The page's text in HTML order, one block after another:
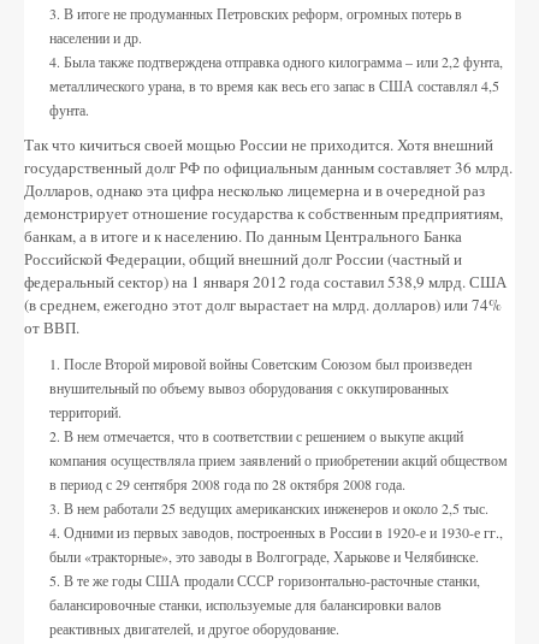
В итоге не продуманных Петровских реформ, огромных потерь в
населении и др.
Была также подтверждена отправка одного килограмма – или 2,2 фунта,
металлического урана, в то время как весь его запас в США составлял 4,5
фунта.
Так что кичиться своей мощью России не приходится. Хотя внешний
государственный долг РФ по официальным данным составляет 36 млрд.
Долларов, однако эта цифра несколько лицемерна и в очередной раз
демонстрирует отношение государства к собственным предприятиям,
банкам, а в итоге и к населению. По данным Центрального Банка
Российской Федерации, общий внешний долг России (частный и
федеральный сектор) на 1 января 2012 года составил 538,9 млрд. США
(в среднем, ежегодно этот долг вырастает на млрд. долларов) или 74%
от ВВП.
После Второй мировой войны Советским Союзом был произведен
внушительный по объему вывоз оборудования с оккупированных
территорий.
В нем отмечается, что в соответствии с решением о выкупе акций
компания осуществляла прием заявлений о приобретении акций обществом
в период с 29 сентября 2008 года по 28 октября 2008 года.
В нем работали 25 ведущих американских инженеров и около 2,5 тыс.
Одними из первых заводов, построенных в России в 1920-е и 1930-е гг.,
были «тракторные», это заводы в Волгограде, Харькове и Челябинске.
В те же годы США продали СССР горизонтально-расточные станки,
балансировочные станки, используемые для балансировки валов
реактивных двигателей, и другое оборудование.